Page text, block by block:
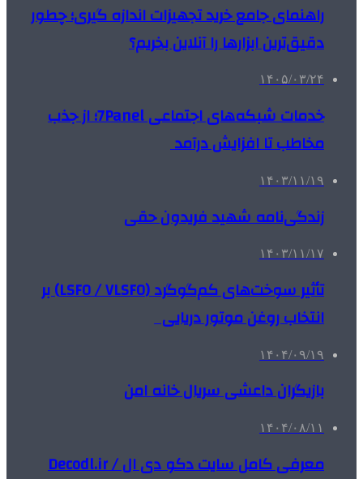
راهنمای جامع خرید تجهیزات اندازه گیری؛ چطور
دقیق‌ترین ابزارها را آنلاین بخریم؟
۱۴۰۵/۰۳/۲۴
خدمات شبکه‌های اجتماعی 7Panel؛ از جذب
مخاطب تا افزایش درآمد
۱۴۰۳/۱۱/۱۹
زندگی‌نامه شهید فریدون حقی
۱۴۰۳/۱۱/۱۷
تأثیر سوخت‌های کم‌گوگرد (LSFO / VLSFO) بر
انتخاب روغن موتور دریایی
۱۴۰۴/۰۹/۱۹
بازیگران داعشی سریال خانه امن
۱۴۰۴/۰۸/۱۱
معرفی کامل سایت دکو دی ال / Decodl.ir